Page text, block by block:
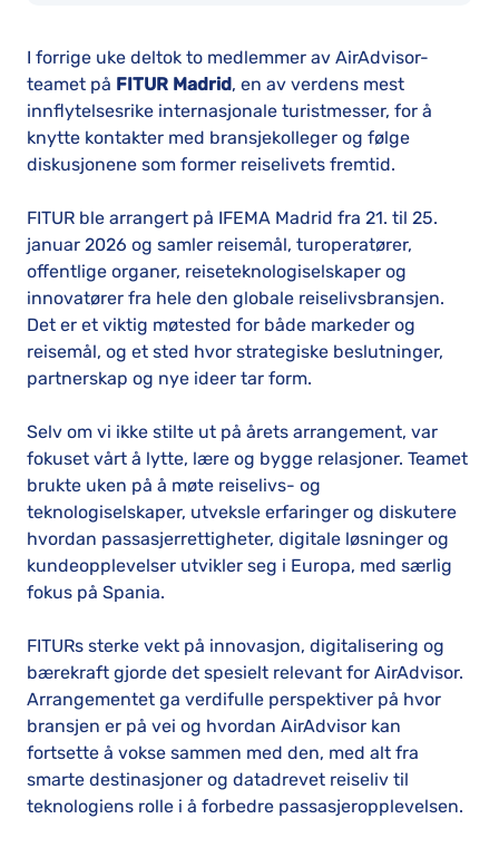
I forrige uke deltok to medlemmer av AirAdvisor-
teamet på FITUR Madrid, en av verdens mest
innflytelsesrike internasjonale turistmesser, for å
knytte kontakter med bransjekolleger og følge
diskusjonene som former reiselivets fremtid.
FITUR ble arrangert på IFEMA Madrid fra 21. til 25.
januar 2026 og samler reisemål, turoperatører,
offentlige organer, reiseteknologiselskaper og
innovatører fra hele den globale reiselivsbransjen.
Det er et viktig møtested for både markeder og
reisemål, og et sted hvor strategiske beslutninger,
partnerskap og nye ideer tar form.
Selv om vi ikke stilte ut på årets arrangement, var
fokuset vårt å lytte, lære og bygge relasjoner. Teamet
brukte uken på å møte reiselivs- og
teknologiselskaper, utveksle erfaringer og diskutere
hvordan passasjerrettigheter, digitale løsninger og
kundeopplevelser utvikler seg i Europa, med særlig
fokus på Spania.
FITURs sterke vekt på innovasjon, digitalisering og
bærekraft gjorde det spesielt relevant for AirAdvisor.
Arrangementet ga verdifulle perspektiver på hvor
bransjen er på vei og hvordan AirAdvisor kan
fortsette å vokse sammen med den, med alt fra
smarte destinasjoner og datadrevet reiseliv til
teknologiens rolle i å forbedre passasjeropplevelsen.